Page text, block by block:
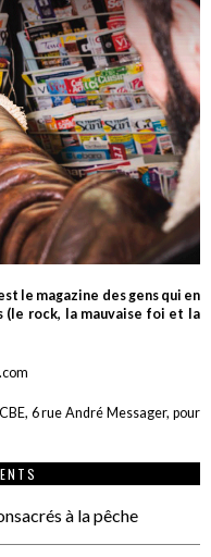
le magazine des gens qui en
(le rock, la mauvaise foi et la
6 rue André Messager, pour
à la pêche